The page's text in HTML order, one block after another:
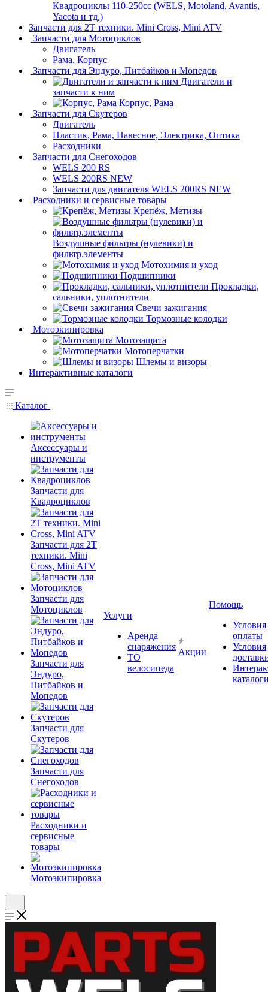
Квадроциклы 110-250сс (WELS, Motoland, Avantis,
Yacota и тд.)
Запчасти для 2T техники. Mini Cross, Mini ATV
Запчасти для Мотоциклов
Двигатель
Рама, Корпус
Запчасти для Эндуро, Питбайков и Мопедов
Двигатели и
запчасти к ним
Корпус, Рама
Запчасти для Скутеров
Двигатель
Пластик, Рама, Навесное, Электрика, Оптика
Расходники
Запчасти для Снегоходов
WELS 200 RS
WELS 200RS NEW
Запчасти для двигателя WELS 200RS NEW
Расходники и сервисные товары
Крепёж, Метизы
Воздушные фильтры (нулевики) и
фильтр.элементы
Мотохимия и уход
Подшипники
Прокладки,
сальники, уплотнители
Свечи зажигания
Тормозные колодки
Мотоэкипировка
Мотозащита
Мотоперчатки
Шлемы и визоры
Интерактивные каталоги
Каталог
Аксессуары и
инструменты
Запчасти для
Квадроциклов
Запчасти для 2T
техники. Mini
Cross, Mini ATV
Запчасти для
Мотоциклов
Запчасти для
Эндуро,
Питбайков и
Мопедов
Запчасти для
Скутеров
Запчасти для
Снегоходов
Расходники и
сервисные
товары
Мотоэкипировка
Услуги
Аренда
снаряжения
ТО
велосипеда
Акции
Помощь
Условия
оплаты
Условия